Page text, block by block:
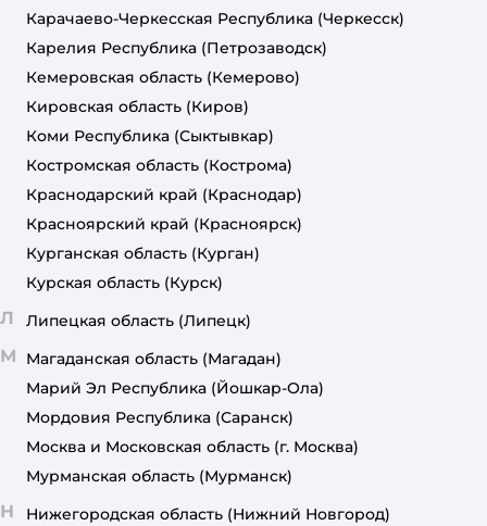
Карачаево-Черкесская Республика (Черкесск)
Карелия Республика (Петрозаводск)
Кемеровская область (Кемерово)
Кировская область (Киров)
Коми Республика (Сыктывкар)
Костромская область (Кострома)
Краснодарский край (Краснодар)
Красноярский край (Красноярск)
Курганская область (Курган)
Курская область (Курск)
Л Липецкая область (Липецк)
М Магаданская область (Магадан)
Марий Эл Республика (Йошкар-Ола)
Мордовия Республика (Саранск)
Москва и Московская область (г. Москва)
Мурманская область (Мурманск)
Н Нижегородская область (Нижний Новгород)